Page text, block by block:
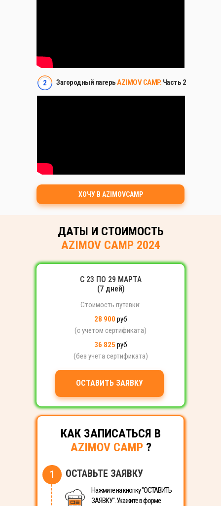
ХОЧУ В AZIMOVCAMP
Загородный лагерьAZIMOV CAMP. Часть 2
2
ДАТЫ И СТОИМОСТЬ
AZIMOV CAMP 2024
КАК ЗАПИСАТЬСЯ В
AZIMOV CAMP ?
ОСТАВЬТЕ ЗАЯВКУ
Нажмите на кнопку "ОСТАВИТЬ
ЗАЯВКУ". Укажите в форме
1
Стоимость путевки:
С 23 ПО 29 МАРТА
(7 дней)
28 900 руб
(с учетом сертификата)
36 825 руб
(без учета сертификата)
ОСТАВИТЬ ЗАЯВКУ